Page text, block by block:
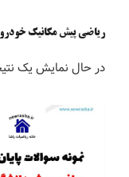
ریاضی پیش مکانیک خودرو
در حال نمایش یک